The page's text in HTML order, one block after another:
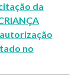
da
autorização
no